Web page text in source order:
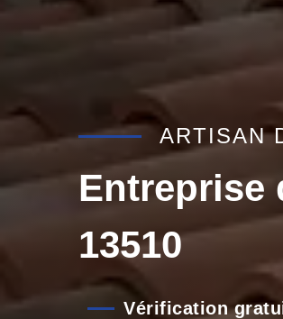
ARTISAN
Entreprise
13510
Vérification